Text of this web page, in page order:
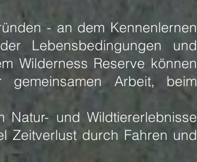
- an dem Kennenlernen
Lebensbedingungen und
Wilderness Reserve können
Arbeit, beim
und Wildtiererlebnisse
Zeitverlust durch Fahren und